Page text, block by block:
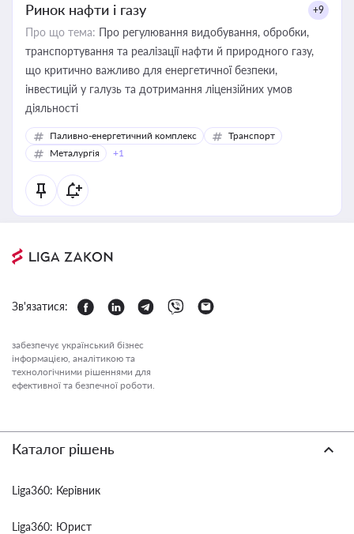
Ринок нафти і газу +9
Про що тема: Про регулювання видобування, обробки,
транспортування та реалізації нафти й природного газу,
що критично важливо для енергетичної безпеки,
інвестицій у галузь та дотримання ліцензійних умов
діяльності
Паливно-енергетичний комплекс
Транспорт
Металургія
+1
Зв'язатися:
забезпечує український бізнес
інформацією, аналітикою та
технологічними рішеннями для
ефективної та безпечної роботи.
Каталог рішень
Liga360: Керівник
Liga360: Юрист